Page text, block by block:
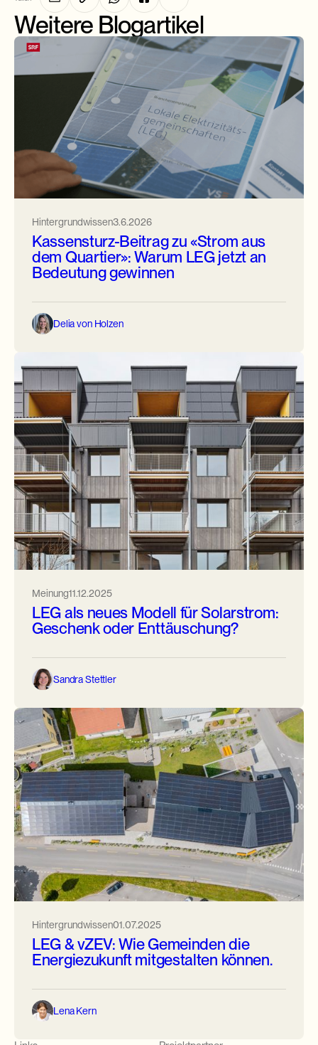
Weitere Blogartikel
Hintergrundwissen3.6.2026
Kassensturz-Beitrag zu «Strom aus
dem Quartier»: Warum LEG jetzt an
Bedeutung gewinnen
Delia von Holzen
Meinung11.12.2025
LEG als neues Modell für Solarstrom:
Geschenk oder Enttäuschung?
Sandra Stettler
Hintergrundwissen01.07.2025
LEG & vZEV: Wie Gemeinden die
Energiezukunft mitgestalten können.
Lena Kern